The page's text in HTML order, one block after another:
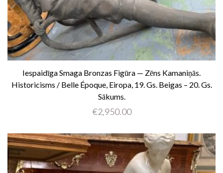
Iespaidīga Smaga Bronzas Figūra — Zēns Kamaniņās.
Historicisms / Belle Époque, Eiropa, 19. Gs. Beigas – 20. Gs.
Sākums.
€2,950.00